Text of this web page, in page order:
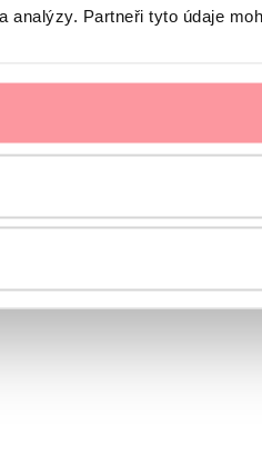
analýzy. Partneři tyto údaje